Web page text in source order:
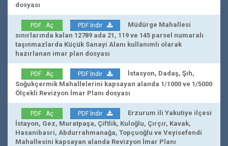
dosyası
PDF Aç PDF İndir
Müdürge Mahallesi
sınırlarında kalan 12789 ada 21, 119 ve 145 parsel numaralı
taşınmazlarda Küçük Sanayi Alanı kullanımlı olarak
hazırlanan imar plan dosyası
PDF Aç PDF İndir
İstasyon, Dadaş, Şıh,
Soğukçermik Mahallelerini kapsayan alanda 1/1000 ve 1/5000
Ölçekli Revizyon İmar Planı dosyası
PDF Aç PDF İndir
Erzurum ili Yakutiye ilçesi
İstayon, Gez, Muratpaşa, Çiftlik, Kuloğlu, Çırçır, Kavak,
Hasanibasri, Abdurrahmanağa, Topçuoğlu ve Veyisefendi
Mahallesini kapsayan alanda Revizyon İmar Planı